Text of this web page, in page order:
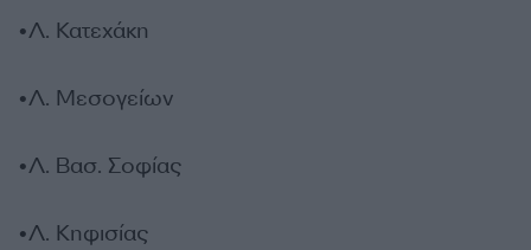
•Λ. Κατεχάκη
•Λ. Μεσογείων
•Λ. Βασ. Σοφίας
•Λ. Κηφισίας